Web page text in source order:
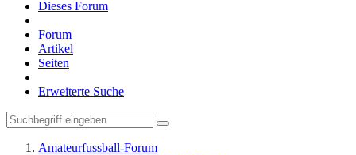
Dieses Forum
Forum
Artikel
Seiten
Erweiterte Suche
Amateurfussball-Forum